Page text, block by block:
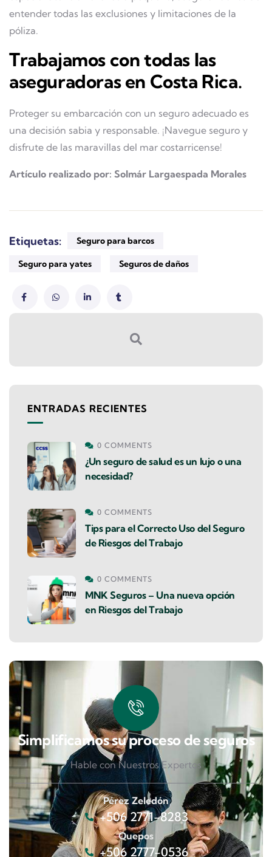
entender todas las exclusiones y limitaciones de la
póliza.
Trabajamos con todas las
aseguradoras en Costa Rica.
Proteger su embarcación con un seguro adecuado es
una decisión sabia y responsable. ¡Navegue seguro y
disfrute de las maravillas del mar costarricense!
Artículo realizado por: Solmár Largaespada Morales
Etiquetas: Seguro para barcos
Seguro para yates Seguros de daños
ENTRADAS RECIENTES
0 COMMENTS
¿Un seguro de salud es un lujo o una
necesidad?
0 COMMENTS
Tips para el Correcto Uso del Seguro
de Riesgos del Trabajo
0 COMMENTS
MNK Seguros – Una nueva opción
en Riesgos del Trabajo
Simplificamos su proceso de seguros
Hable con Nuestros Expertos
Pérez Zeledón
+506 2771-8283
Quepos
+506 2777-0536